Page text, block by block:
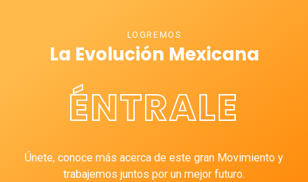
LOGREMOS
La Evolución Mexicana
ÉNTRALE
Únete, conoce más acerca de este gran Movimiento y
trabajemos juntos por un mejor futuro.